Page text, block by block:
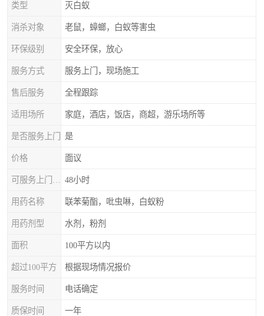
类型 灭白蚁
消杀对象 老鼠，蟑螂，白蚁等害虫
环保级别 安全环保，放心
服务方式 服务上门，现场施工
售后服务 全程跟踪
适用场所 家庭，酒店，饭店，商超，游乐场所等
是否服务上门 是
价格 面议
48小时
用药名称 联苯菊酯，吡虫啉，白蚁粉
用药剂型 水剂，粉剂
面积 100平方以内
超过100平方 根据现场情况报价
服务时间 电话确定
质保时间 一年